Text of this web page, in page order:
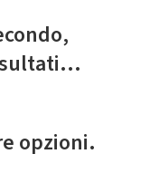
opzioni.